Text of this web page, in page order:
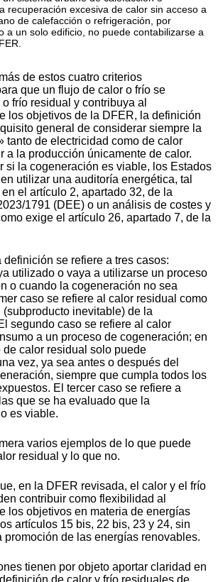
recuperación excesiva de calor sin acceso a
de calefacción o refrigeración, por
a un solo edificio, no puede contabilizarse a
de estos cuatro criterios
que un flujo de calor o frío se
frío residual y contribuya al
los objetivos de la DFER, la definición
general de considerar siempre la
tanto de electricidad como de calor
a la producción únicamente de calor.
si la cogeneración es viable, los Estados
utilizar una auditoría energética, tal
el artículo 2, apartado 32, de la
1791 (DEE) o un análisis de costes y
exige el artículo 26, apartado 7, de la
definición se refiere a tres casos:
utilizado o vaya a utilizarse un proceso
o cuando la cogeneración no sea
caso se refiere al calor residual como
(subproducto inevitable) de la
segundo caso se refiere al calor
a un proceso de cogeneración; en
de calor residual solo puede
vez, ya sea antes o después del
siempre que cumpla todos los
El tercer caso se refiere a
que se ha evaluado que la
es viable.
varios ejemplos de lo que puede
residual y lo que no.
en la DFER revisada, el calor y el frío
contribuir como flexibilidad al
los objetivos en materia de energías
artículos 15 bis, 22 bis, 23 y 24, sin
promoción de las energías renovables.
tienen por objeto aportar claridad en